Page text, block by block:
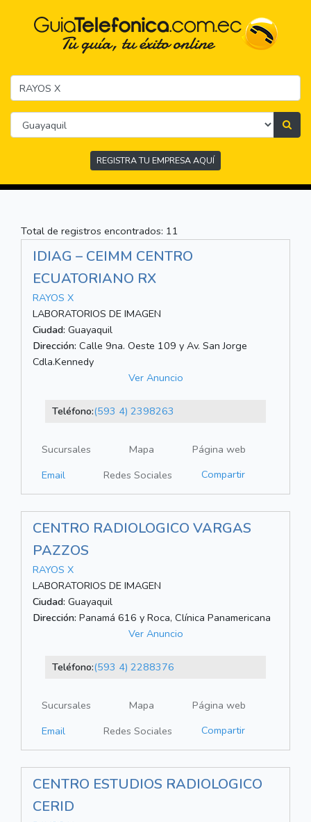
REGISTRA TU EMPRESA AQUÍ
Total de registros encontrados: 11
IDIAG – CEIMM CENTRO
ECUATORIANO RX
RAYOS X
LABORATORIOS DE IMAGEN
Ciudad: Guayaquil
Dirección: Calle 9na. Oeste 109 y Av. San Jorge
Cdla.Kennedy
Ver Anuncio
Teléfono:(593 4) 2398263
Sucursales Mapa
Página web
Email
Redes Sociales Compartir
CENTRO RADIOLOGICO VARGAS
PAZZOS
RAYOS X
LABORATORIOS DE IMAGEN
Ciudad: Guayaquil
Dirección: Panamá 616 y Roca, Clínica Panamericana
Ver Anuncio
Teléfono:(593 4) 2288376
Sucursales Mapa
Página web
Email
Redes Sociales Compartir
CENTRO ESTUDIOS RADIOLOGICO
CERID